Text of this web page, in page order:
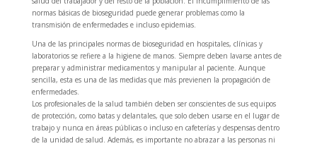
normas básicas de bioseguridad puede generar problemas como la
transmisión de enfermedades e incluso epidemias.
Una de las principales normas de bioseguridad en hospitales, clínicas y
laboratorios se refiere a la higiene de manos. Siempre deben lavarse antes de
preparar y administrar medicamentos y manipular al paciente. Aunque
sencilla, esta es una de las medidas que más previenen la propagación de
enfermedades.
Los profesionales de la salud también deben ser conscientes de sus equipos
de protección, como batas y delantales, que solo deben usarse en el lugar de
trabajo y nunca en áreas públicas o incluso en cafeterías y despensas dentro
de la unidad de salud. Además, es importante no abrazar a las personas ni